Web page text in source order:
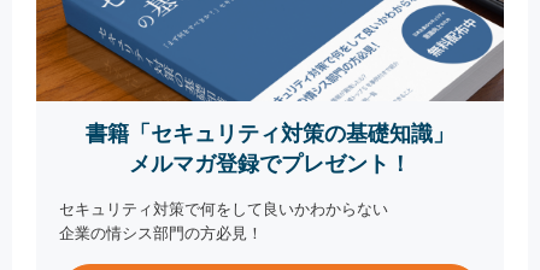
書籍「セキュリティ対策の基礎知識」
メルマガ登録でプレゼント！
セキュリティ対策で何をして良いかわからない
企業の情シス部門の方必見！